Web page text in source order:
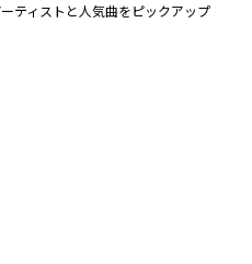
ティストと人気曲をピックアップ